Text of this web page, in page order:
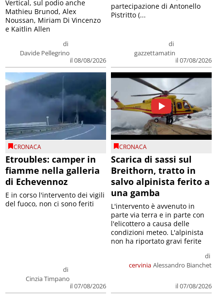
di
Davide Pellegrino
il 08/08/2026
Vertical, sul podio anche
Mathieu Brunod, Alex
Noussan, Miriam Di Vincenzo
e Kaitlin Allen
di
gazzettamatin
il 07/08/2026
partecipazione di Antonello
Pistritto (...
CRONACA
Etroubles: camper in
fiamme nella galleria
di Echevennoz
di
Cinzia Timpano
il 07/08/2026
E in corso l'intervento dei vigili
del fuoco, non ci sono feriti
CRONACA
Scarica di sassi sul
Breithorn, tratto in
salvo alpinista ferito a
una gamba
cervinia
di
Alessandro Bianchet
il 07/08/2026
L'intervento è avvenuto in
parte via terra e in parte con
l'elicottero a causa delle
condizioni meteo. L'alpinista
non ha riportato gravi ferite